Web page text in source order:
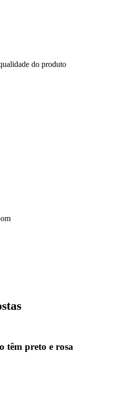
do produto
têm preto e rosa